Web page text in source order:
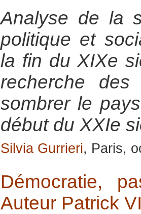
Analyse de la
politique et
la fin du XIXe
recherche
sombrer le
début du XXIe
Silvia Gurrieri, Paris,
Démocratie,
Auteur Patrick